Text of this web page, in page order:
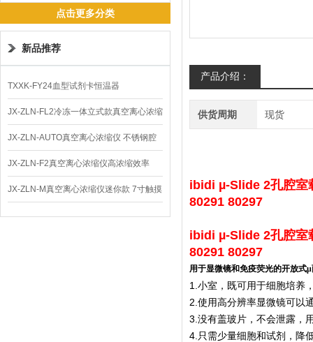
点击更多分类
新品推荐
TXXK-FY24血型试剂卡恒温器
JX-ZLN-FL2冷冻一体立式款真空离心浓缩
仪 低温功能
JX-ZLN-AUTO真空离心浓缩仪 不锈钢腔
体
JX-ZLN-F2真空离心浓缩仪高浓缩效率
JX-ZLN-M真空离心浓缩仪迷你款 7寸触摸
屏
产品介绍：
供货周期 现货
ibidi µ-Slide 2孔腔室
80291 80297
ibidi µ-Slide 2孔腔室
80291 80297
用于显微镜和免疫荧光的开放式
1.小室，既可用于细胞培养
2.使用高分辨率显微镜可以
3.没有盖玻片，不会泄露，
4.只需少量细胞和试剂，降